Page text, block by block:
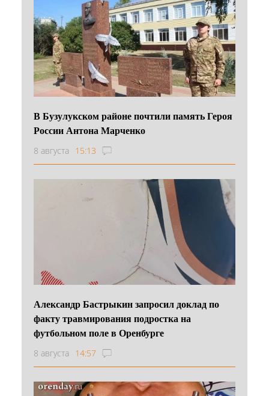
В Бузулукском районе почтили память Героя
России Антона Марченко
8 августа 15:13
Александр Бастрыкин запросил доклад по
факту травмирования подростка на
футбольном поле в Оренбурге
8 августа 14:57